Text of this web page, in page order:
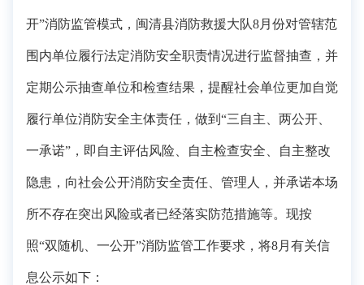
开”消防监管模式，闽清县消防救援大队8月份对管辖范
围内单位履行法定消防安全职责情况进行监督抽查， 并
定期公示抽查单位和检查结果，提醒社会单位更加自觉
履行单位消防安全主体责任，做到 “三自主、两公开、
一承诺”，即自主评估风险、自主检查安全、自主整改
隐患，向社会公开消防安全责任、管理人，并承诺本场
所不存在突出风险或者已经落实防范措施等。 现按
照“双随机、一公开”消防监管工作要求，将8月有关信
息公示如下：